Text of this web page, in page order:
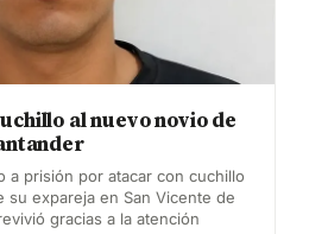
al nuevo novio de
a prisión por atacar con cuchillo
su expareja en San Vicente de
gracias a la atención